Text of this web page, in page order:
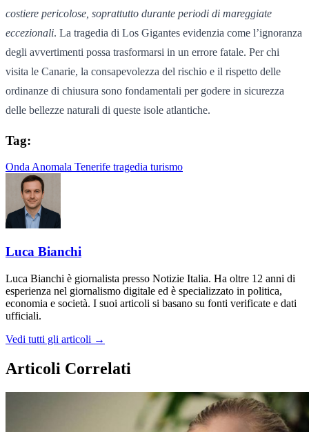
costiere pericolose, soprattutto durante periodi di mareggiate
eccezionali. La tragedia di Los Gigantes evidenzia come l’ignoranza
degli avvertimenti possa trasformarsi in un errore fatale. Per chi
visita le Canarie, la consapevolezza del rischio e il rispetto delle
ordinanze di chiusura sono fondamentali per godere in sicurezza
delle bellezze naturali di queste isole atlantiche.
Tag:
Onda Anomala Tenerife tragedia turismo
Luca Bianchi
Luca Bianchi è giornalista presso Notizie Italia. Ha oltre 12 anni di
esperienza nel giornalismo digitale ed è specializzato in politica,
economia e società. I suoi articoli si basano su fonti verificate e dati
ufficiali.
Vedi tutti gli articoli →
Articoli Correlati